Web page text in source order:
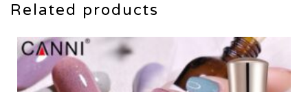
Related products